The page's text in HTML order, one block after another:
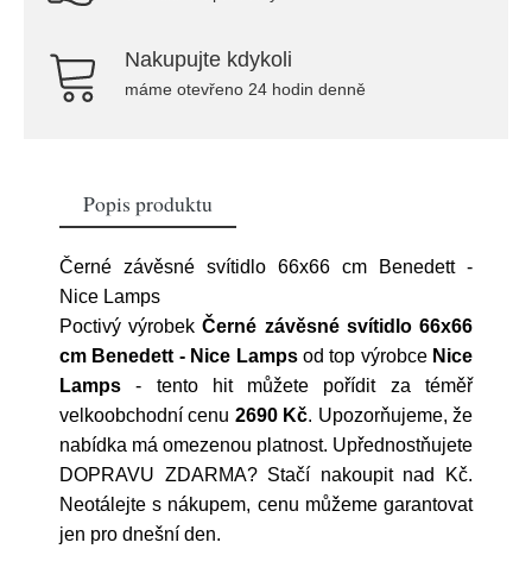
Nakupujte kdykoli
máme otevřeno 24 hodin denně
Popis produktu
Černé závěsné svítidlo 66x66 cm Benedett -
Nice Lamps
Poctivý výrobekČerné závěsné svítidlo 66x66
cm Benedett - Nice Lampsod top výrobce Nice
Lamps - tento hit můžete pořídit za téměř
velkoobchodní cenu 2690 Kč. Upozorňujeme, že
nabídka má omezenou platnost. Upřednostňujete
DOPRAVU ZDARMA? Stačí nakoupit nad Kč.
Neotálejte s nákupem, cenu můžeme garantovat
jen pro dnešní den.